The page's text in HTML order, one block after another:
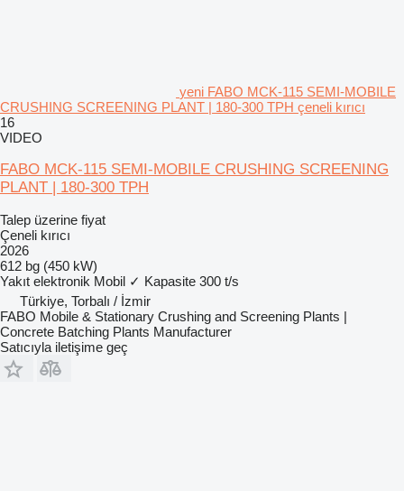
yeni FABO MCK-115 SEMI-MOBILE
CRUSHING SCREENING PLANT | 180-300 TPH çeneli kırıcı
16
VIDEO
FABO MCK-115 SEMI-MOBILE CRUSHING SCREENING
PLANT | 180-300 TPH
Talep üzerine fiyat
Çeneli kırıcı
2026
612 bg (450 kW)
Yakıt elektronik Mobil ✓ Kapasite 300 t/s
Türkiye, Torbalı / İzmir
FABO Mobile & Stationary Crushing and Screening Plants |
Concrete Batching Plants Manufacturer
Satıcıyla iletişime geç